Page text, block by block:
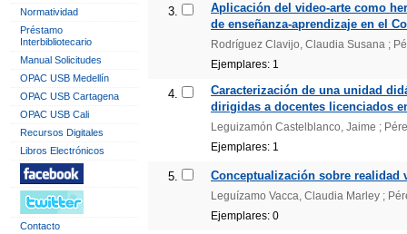
Normatividad
Préstamo
Interbibliotecario
Manual Solicitudes
OPAC USB Medellín
OPAC USB Cartagena
OPAC USB Cali
Recursos Digitales
Libros Electrónicos
Contacto
3.
Aplicación del video-arte como
de enseñanza-aprendizaje en el
Rodríguez Clavijo, Claudia Susana ;
Ejemplares: 1
4.
Caracterización de una unidad
dirigidas a docentes licenciados
Leguizamón Castelblanco, Jaime ;
Ejemplares: 1
5. Conceptualización sobre realidad
Leguízamo Vacca, Claudia Marley ;
Ejemplares: 0